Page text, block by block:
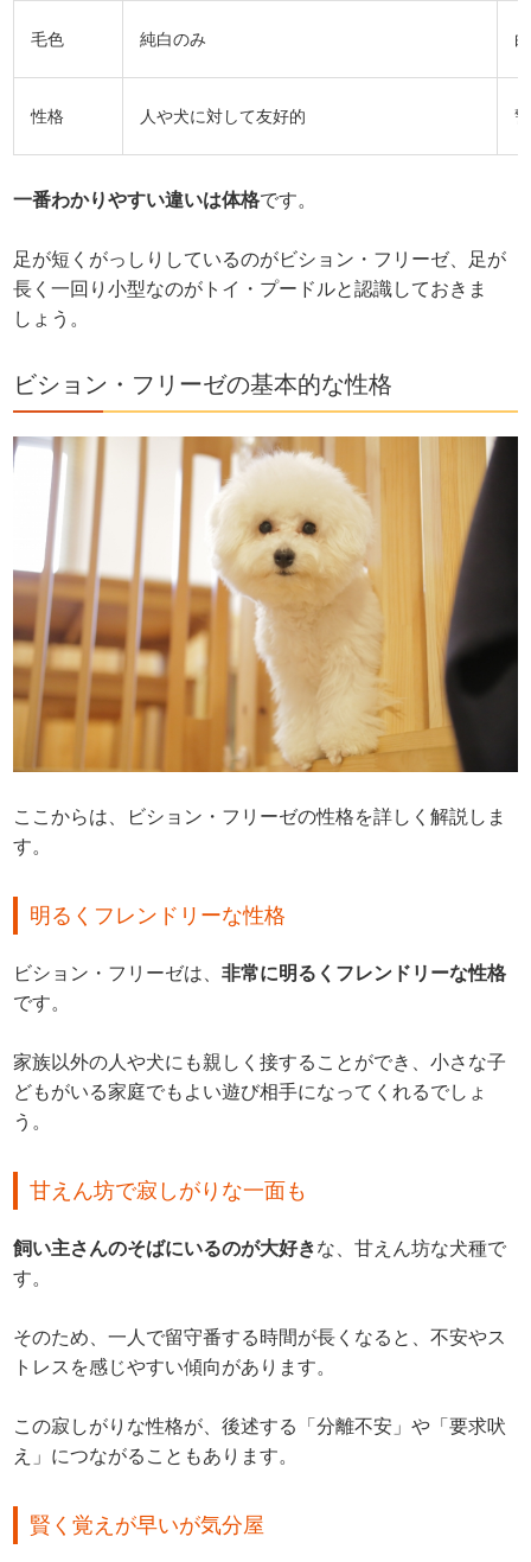
毛色 純白のみ
性格 人や犬に対して友好的
一番わかりやすい違いは体格です。
足が短くがっしりしているのがビション・フリーゼ、足が
長く一回り小型なのがトイ・プードルと認識しておきま
しょう。
ビション・フリーゼの基本的な性格
ここからは、ビション・フリーゼの性格を詳しく解説しま
す。
明るくフレンドリーな性格
ビション・フリーゼは、非常に明るくフレンドリーな性格
です。
家族以外の人や犬にも親しく接することができ、小さな子
どもがいる家庭でもよい遊び相手になってくれるでしょ
う。
甘えん坊で寂しがりな一面も
飼い主さんのそばにいるのが大好きな、甘えん坊な犬種で
す。
そのため、一人で留守番する時間が長くなると、不安やス
トレスを感じやすい傾向があります。
この寂しがりな性格が、後述する「分離不安」や「要求吠
え」につながることもあります。
賢く覚えが早いが気分屋